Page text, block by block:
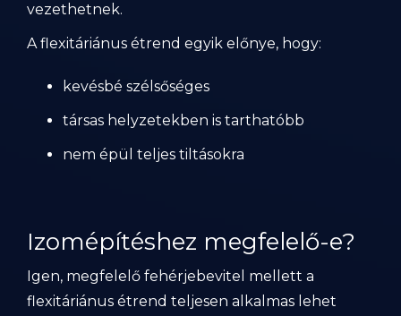
vezethetnek.
A flexitáriánus étrend egyik előnye, hogy:
kevésbé szélsőséges
társas helyzetekben is tarthatóbb
nem épül teljes tiltásokra
Izomépítéshez megfelelő-e?
Igen, megfelelő fehérjebevitel mellett a
flexitáriánus étrend teljesen alkalmas lehet